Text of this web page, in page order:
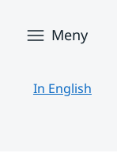
Meny
In English